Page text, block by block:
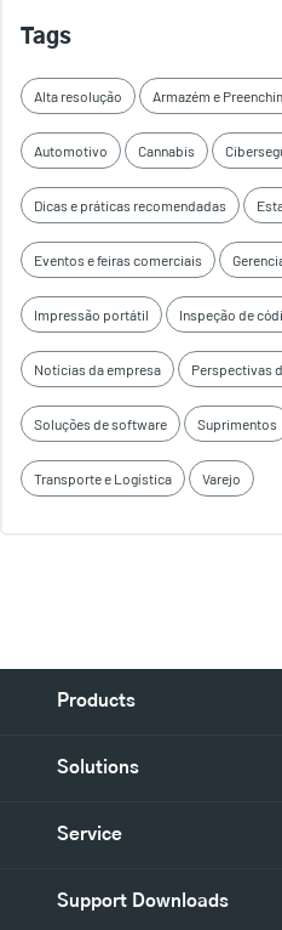
Tags
Alta resolução Armazém e
Automotivo Cannabis
Dicas e práticas recomendadas
Eventos e feiras comerciais
Impressão portátil Inspeção de
Notícias da empresa Perspectivas
Soluções de software Suprimentos
Transporte e Logística Varejo
Products
Solutions
Service
Support Downloads